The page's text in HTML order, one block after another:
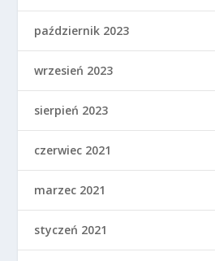
październik 2023
wrzesień 2023
sierpień 2023
czerwiec 2021
marzec 2021
styczeń 2021